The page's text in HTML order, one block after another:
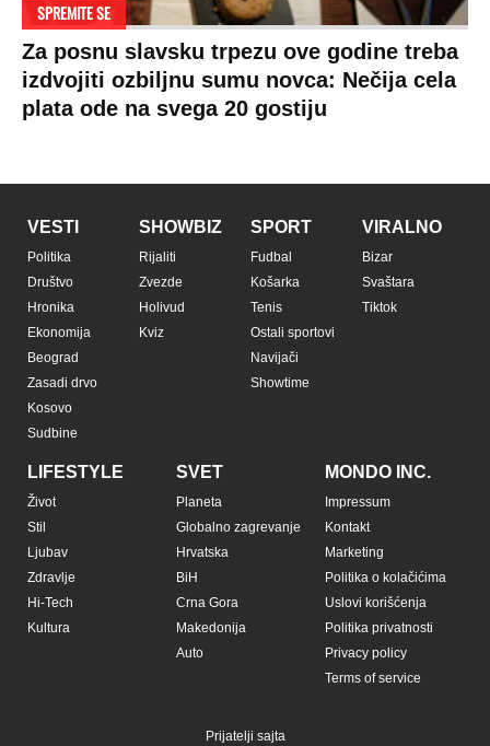
SPREMITE SE
Za posnu slavsku trpezu ove godine treba
izdvojiti ozbiljnu sumu novca: Nečija cela
plata ode na svega 20 gostiju
VESTI
Politika
Društvo
Hronika
Ekonomija
Beograd
Zasadi drvo
Kosovo
Sudbine
SHOWBIZ
Rijaliti
Zvezde
Holivud
Kviz
SPORT
Fudbal
Košarka
Tenis
Ostali sportovi
Navijači
Showtime
VIRALNO
Bizar
Svaštara
Tiktok
LIFESTYLE
Život
Stil
Ljubav
Zdravlje
Hi-Tech
Kultura
SVET
Planeta
Globalno zagrevanje
Hrvatska
BiH
Crna Gora
Makedonija
Auto
MONDO INC.
Impressum
Kontakt
Marketing
Politika o kolačićima
Uslovi korišćenja
Politika privatnosti
Privacy policy
Terms of service
Prijatelji sajta